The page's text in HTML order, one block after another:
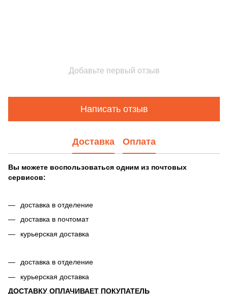
Добавьте первый отзыв
Написать отзыв
Доставка Оплата
Вы можете воспользоваться одним из почтовых
сервисов:
доставка в отделение
доставка в почтомат
курьерская доставка
доставка в отделение
курьерская доставка
ДОСТАВКУ ОПЛАЧИВАЕТ ПОКУПАТЕЛЬ